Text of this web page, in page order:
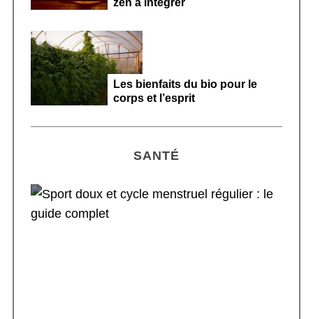
zen à intégrer
Les bienfaits du bio pour le
corps et l’esprit
SANTÉ